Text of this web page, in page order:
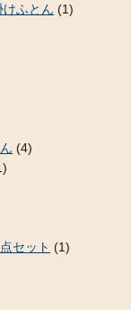
ふとん (1)
(4)
セット (1)